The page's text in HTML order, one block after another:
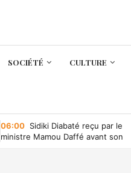
SOCIÉTÉ CULTURE
06:00 Sidiki Diabaté reçu par le
ministre Mamou Daffé avant son